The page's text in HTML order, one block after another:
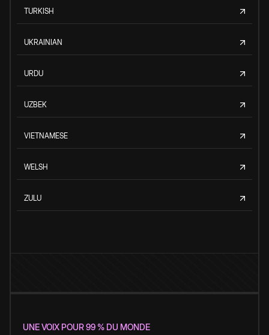
TURKISH
UKRAINIAN
URDU
UZBEK
VIETNAMESE
WELSH
ZULU
UNE VOIX POUR 99 % DU MONDE